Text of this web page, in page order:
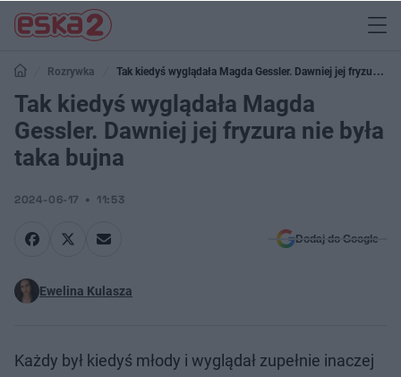
Rozrywka
Tak kiedyś wyglądała Magda Gessler. Dawniej jej fryzura
nie była taka bujna
Tak kiedyś wyglądała Magda
Gessler. Dawniej jej fryzura nie była
taka bujna
2024-06-17 11:53
Dodaj do Google
Ewelina Kulasza
Każdy był kiedyś młody i wyglądał zupełnie inaczej